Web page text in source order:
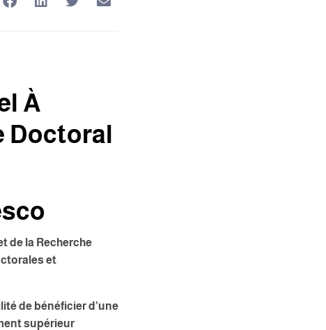
À
Doctoral
de la Recherche
et
de bénéficier d’une
supérieur